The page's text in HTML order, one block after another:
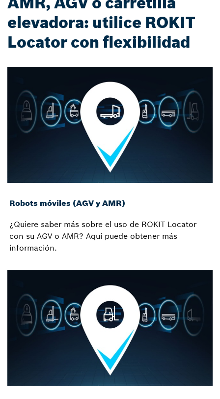
elevadora: utilice ROKIT
Locator con flexibilidad
Robots móviles (AGV y AMR)
¿Quiere saber más sobre el uso de ROKIT Locator
con su AGV o AMR? Aquí puede obtener más
información.